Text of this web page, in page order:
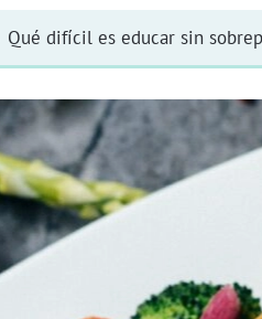
Qué difícil es educar sin